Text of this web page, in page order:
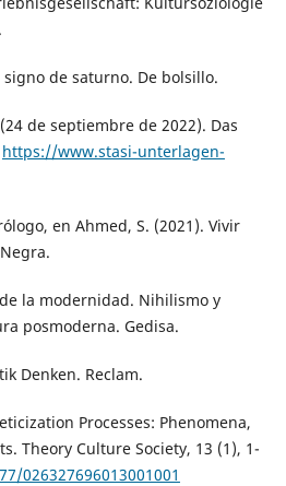
signo de saturno. De bolsillo.
de septiembre de 2022). Das
https://www.stasi-unterlagen-
en Ahmed, S. (2021). Vivir
la modernidad. Nihilismo y
posmoderna. Gedisa.
Denken. Reclam.
Processes: Phenomena,
Theory Culture Society, 13 (1), 1-
026327696013001001